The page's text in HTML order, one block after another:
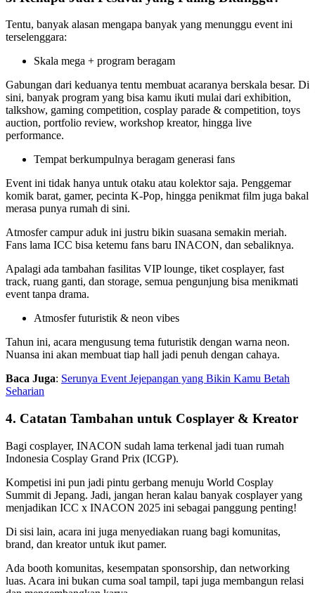
Tentu, banyak alasan mengapa banyak yang menunggu event ini
terselenggara:
Skala mega + program beragam
Gabungan dari keduanya tentu membuat acaranya berskala besar. Di
sini, banyak program yang bisa kamu ikuti mulai dari exhibition,
talkshow, gaming competition, cosplay parade & competition, toys
auction, portfolio review, workshop kreator, hingga live
performance.
Tempat berkumpulnya beragam generasi fans
Event ini tidak hanya untuk otaku atau kolektor saja. Penggemar
komik barat, gamer, pecinta K-Pop, hingga penikmat film juga bakal
merasa punya rumah di sini.
Atmosfer campur aduk ini justru bikin suasana semakin meriah.
Fans lama ICC bisa ketemu fans baru INACON, dan sebaliknya.
Apalagi ada tambahan fasilitas VIP lounge, tiket cosplayer, fast
track, ruang ganti, dan storage, semua pengunjung bisa menikmati
event tanpa drama.
Atmosfer futuristik & neon vibes
Tahun ini, acara mengusung tema futuristik dengan warna neon.
Nuansa ini akan membuat tiap hall jadi penuh dengan cahaya.
Baca Juga: Serunya Event Jejepangan yang Bikin Kamu Betah
Seharian
4. Catatan Tambahan untuk Cosplayer & Kreator
Bagi cosplayer, INACON sudah lama terkenal jadi tuan rumah
Indonesia Cosplay Grand Prix (ICGP).
Kompetisi ini pun jadi pintu gerbang menuju World Cosplay
Summit di Jepang. Jadi, jangan heran kalau banyak cosplayer yang
menjadikan ICC x INACON 2025 ini sebagai panggung penting!
Di sisi lain, acara ini juga menyediakan ruang bagi komunitas,
brand, dan kreator untuk ikut pamer.
Ada booth komunitas, kesempatan sponsorship, dan networking
luas. Acara ini bukan cuma soal tampil, tapi juga membangun relasi